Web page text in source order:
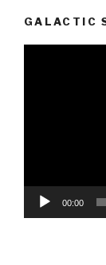
GALACTIC
00:00